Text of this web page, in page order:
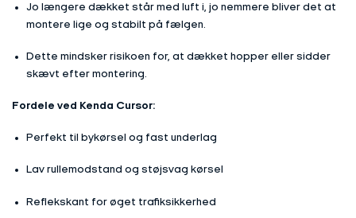
Jo længere dækket står med luft i, jo nemmere bliver det at
montere lige og stabilt på fælgen.
Dette mindsker risikoen for, at dækket hopper eller sidder
skævt efter montering.
Fordele ved Kenda Cursor:
Perfekt til bykørsel og fast underlag
Lav rullemodstand og støjsvag kørsel
Reflekskant for øget trafiksikkerhed